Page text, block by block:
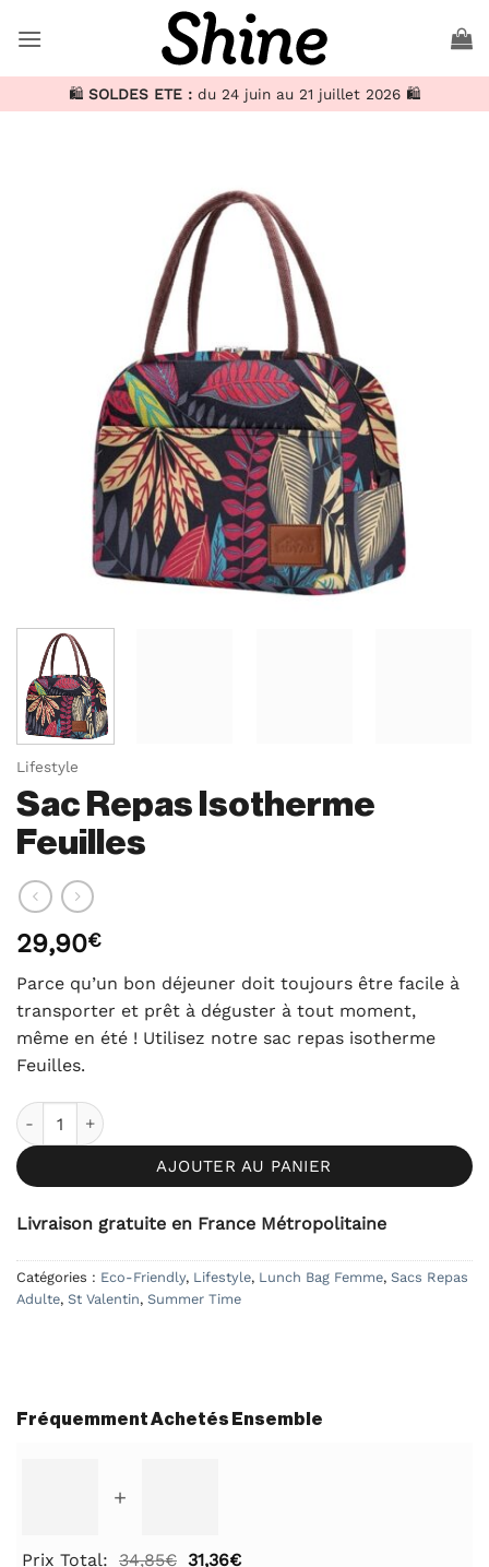
au
🛍️ SOLDES ETE : du 24 juin au 21 juillet 2026 🛍️
Lifestyle
Sac Repas Isotherme
Feuilles
29,90€
Parce qu’un bon déjeuner doit toujours être facile à
transporter et prêt à déguster à tout moment,
même en été ! Utilisez notre sac repas isotherme
Feuilles.
quantité de Sac Repas Isotherme Feuilles
AJOUTER AU PANIER
Livraison gratuite en France Métropolitaine
Catégories : Eco-Friendly, Lifestyle, Lunch Bag Femme, Sacs Repas
Adulte, St Valentin, Summer Time
Fréquemment Achetés Ensemble
+
Prix Total: 34,85€ Le
31,36€Le